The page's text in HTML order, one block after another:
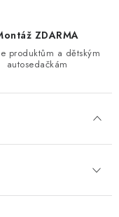
ZDARMA
produktům a dětským
autosedačkám